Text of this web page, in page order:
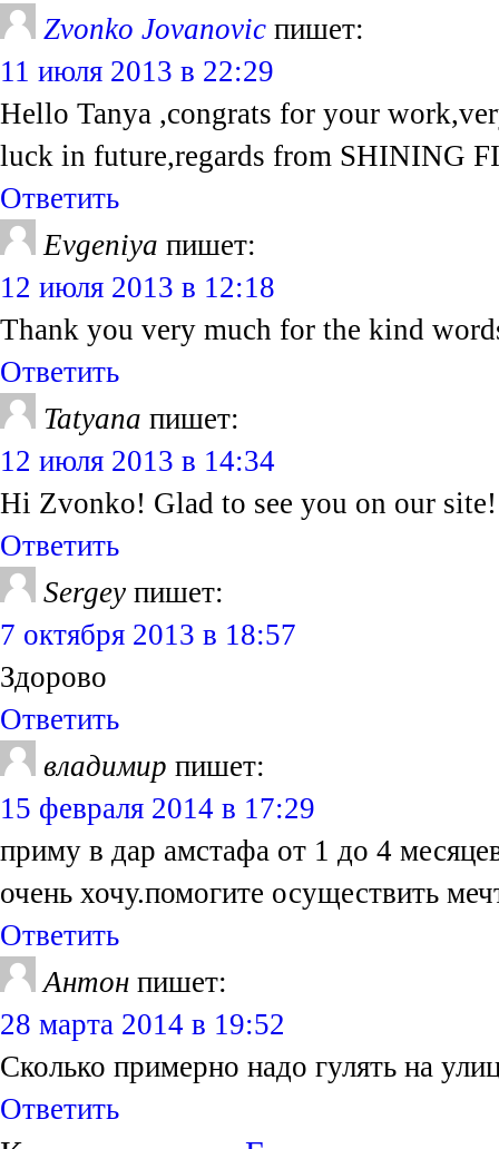
Zvonko Jovanovic пишет:
11 июля 2013 в 22:29
Hello Tanya ,congrats for your
luck in future,regards from SHINING
Ответить
Evgeniya пишет:
12 июля 2013 в 12:18
Thank you very much for the kind
Ответить
Tatyana пишет:
12 июля 2013 в 14:34
Hi Zvonko! Glad to see you on our
Ответить
Sergey пишет:
7 октября 2013 в 18:57
Здорово
Ответить
владимир пишет:
15 февраля 2014 в 17:29
приму в дар амстафа от 1 до 4
очень хочу.помогите осуществить
Ответить
Антон пишет:
28 марта 2014 в 19:52
Сколько примерно надо гулять на
Ответить